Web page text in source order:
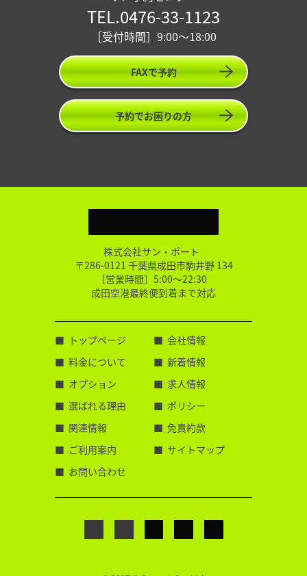
TEL.0476-33-1123
［受付時間］9:00〜18:00
FAXで予約
予約でお困りの方
株式会社サン・ポート
〒286-0121 千葉県成田市駒井野 134
［営業時間］5:00～22:30
成田空港最終便到着まで対応
トップページ
料金について
オプション
選ばれる理由
関連情報
ご利用案内
お問い合わせ
会社情報
新着情報
求人情報
ポリシー
免責約款
サイトマップ